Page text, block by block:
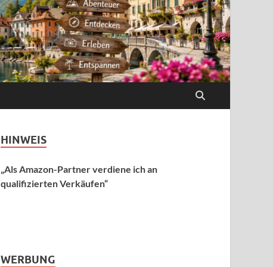
HINWEIS
„Als Amazon-Partner verdiene ich an
qualifizierten Verkäufen“
WERBUNG